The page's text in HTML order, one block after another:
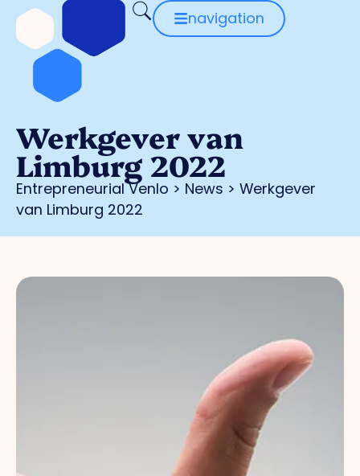
navigation
Werkgever van
Limburg 2022
Entrepreneurial Venlo > News > Werkgever
van Limburg 2022